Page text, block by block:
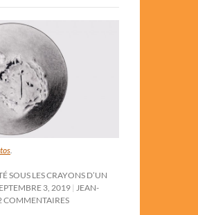
SOUS LES CRAYONS D’UN
3, 2019
JEAN-
COMMENTAIRES